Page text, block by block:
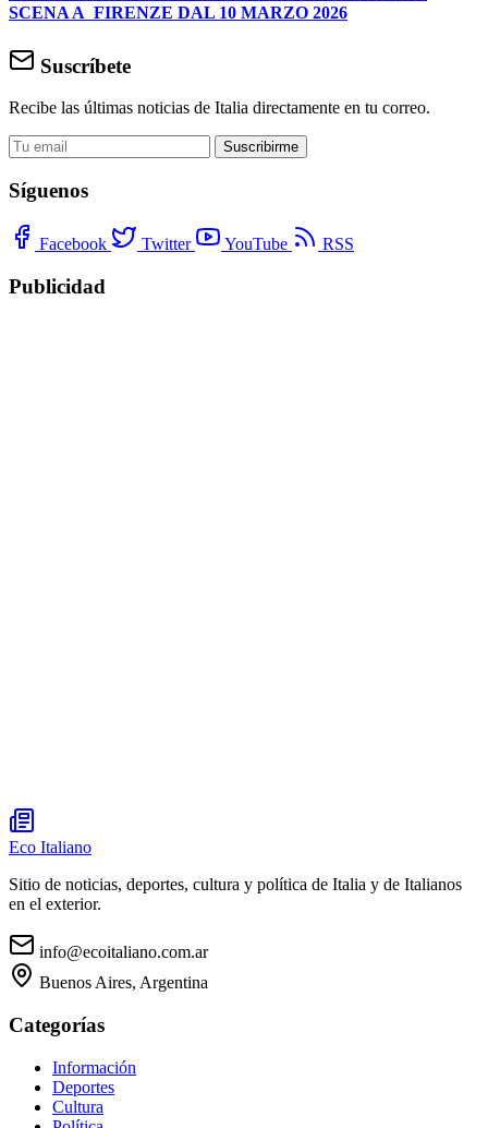
SCENA A FIRENZE DAL 10 MARZO 2026
Suscríbete
Recibe las últimas noticias de Italia directamente en tu correo.
Suscribirme
Síguenos
Facebook Twitter YouTube RSS
Publicidad
Eco Italiano
Sitio de noticias, deportes, cultura y política de Italia y de Italianos
en el exterior.
info@ecoitaliano.com.ar
Buenos Aires, Argentina
Categorías
Información
Deportes
Cultura